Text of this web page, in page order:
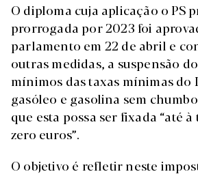
O diploma cuja aplicação o PS
prorrogada por 2023 foi
parlamento em 22 de abril e
outras medidas, a suspensão
mínimos das taxas mínimas do
gasóleo e gasolina sem
que esta possa ser fixada “até
zero euros”.
O objetivo é refletir neste